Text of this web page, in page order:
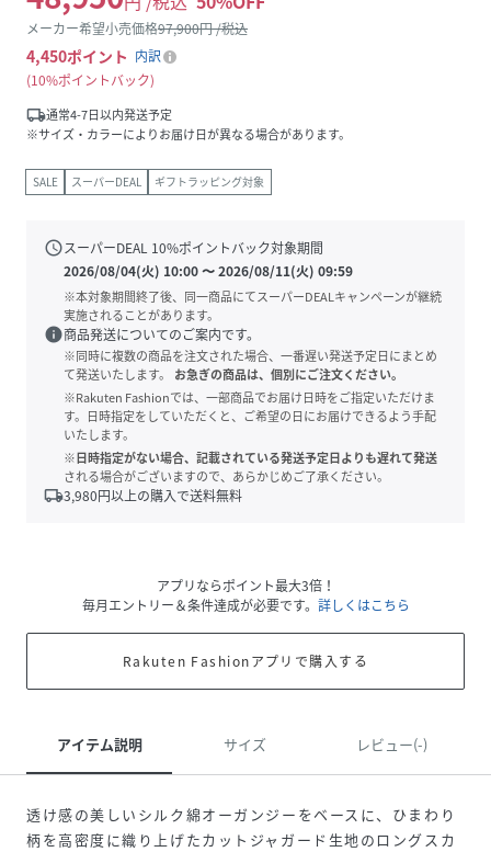
メーカー希望小売価格97,900円 /税込
4,450ポイント 内訳
10%ポイントバック
local_shipping通常4-7日以内発送予定
※サイズ・カラーによりお届け日が異なる場合があります。
SALE スーパーDEAL ギフトラッピング対象
scheduleスーパーDEAL 10%ポイントバック対象期間
2026/08/04(火) 10:00〜2026/08/11(火) 09:59
※本対象期間終了後、同一商品にてスーパーDEALキャンペーンが継続
実施されることがあります。
info商品発送についてのご案内です。
※同時に複数の商品を注文された場合、一番遅い発送予定日にまとめ
て発送いたします。
お急ぎの商品は、個別にご注文ください。
※Rakuten Fashionでは、一部商品でお届け日時をご指定いただけま
す。日時指定をしていただくと、ご希望の日にお届けできるよう手配
いたします。
※日時指定がない場合、記載されている発送予定日よりも遅れて発送
される場合がございますので、あらかじめご了承ください。
local_shipping3,980円以上の購入で送料無料
アプリならポイント最大3倍！
毎月エントリー＆条件達成が必要です。 詳しくはこちら
Rakuten Fashionアプリで購入する
アイテム説明 サイズ レビュー(-)
透け感の美しいシルク綿オーガンジーをベースに、ひまわり
柄を高密度に織り上げたカットジャガード生地のロングスカ